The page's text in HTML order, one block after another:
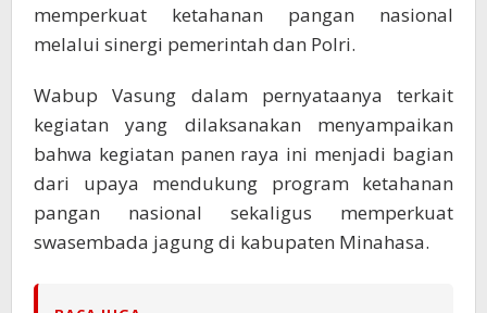
memperkuat ketahanan pangan nasional
melalui sinergi pemerintah dan Polri.
Wabup Vasung dalam pernyataanya terkait
kegiatan yang dilaksanakan menyampaikan
bahwa kegiatan panen raya ini menjadi bagian
dari upaya mendukung program ketahanan
pangan nasional sekaligus memperkuat
swasembada jagung di kabupaten Minahasa.